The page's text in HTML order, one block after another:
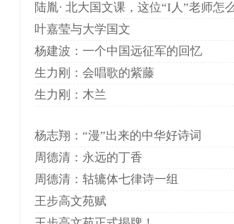
陆胤· 北大国文课，这位“I人”老师怎
叶嘉莹与大学国文
杨建波：一个中国远征军的回忆
生力刚：会唱歌的紫藤
生力刚：木兰
杨志翔：“漫”出来的中华好诗词
周德清：永远的丁香
周德清：轱辘体七律诗一组
王步高文苑赋